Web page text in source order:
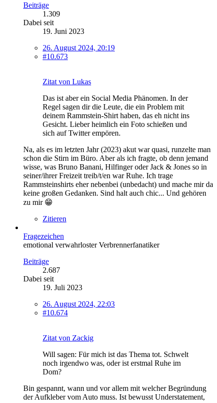
Beiträge
1.309
Dabei seit
19. Juni 2023
26. August 2024, 20:19
#10.673
Zitat von Lukas
Das ist aber ein Social Media Phänomen. In der
Regel sagen dir die Leute, die ein Problem mit
deinem Rammstein-Shirt haben, das eh nicht ins
Gesicht. Lieber heimlich ein Foto schießen und
sich auf Twitter empören.
Na, als es im letzten Jahr (2023) akut war quasi, runzelte man
schon die Stirn im Büro. Aber als ich fragte, ob denn jemand
wisse, was Bruno Banani, Hilfinger oder Jack & Jones so in
seiner/ihrer Freizeit treib/t/en war Ruhe. Ich trage
Rammsteinshirts eher nebenbei (unbedacht) und mache mir da
keine großen Gedanken. Sind halt auch chic... Und gehören
zu mir 😁
Zitieren
Fragezeichen
emotional verwahrloster Verbrennerfanatiker
Beiträge
2.687
Dabei seit
19. Juli 2023
26. August 2024, 22:03
#10.674
Zitat von Zackig
Will sagen: Für mich ist das Thema tot. Schwelt
noch irgendwo was, oder ist erstmal Ruhe im
Dom?
Bin gespannt, wann und vor allem mit welcher Begründung
der Aufkleber vom Auto muss. Ist bewusst Understatement,